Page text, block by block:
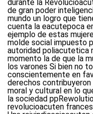
durante la
de gran poder
mundo un logro que
cuenta la eacutepoca
ejemplo de estas
molde social impuesto
autoridad poliacutetica
momento la de que la
los varones Si bien no
conscientemente en
derechos
moral y cultural en lo
la sociedad
revolucioacuten